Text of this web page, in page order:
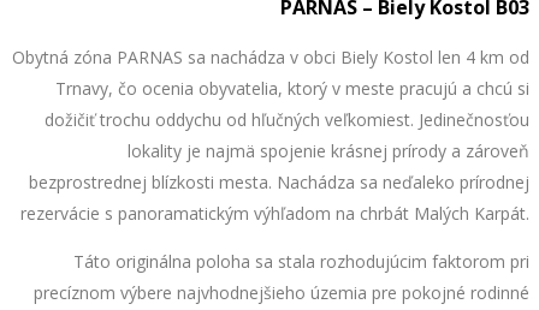
PARNAS – Biely Kostol B03
Obytná zóna PARNAS sa nachádza v obci Biely Kostol len 4 km od
Trnavy, čo ocenia obyvatelia, ktorý v meste pracujú a chcú si
dožičiť trochu oddychu od hľučných veľkomiest. Jedinečnosťou
lokality je najmä spojenie krásnej prírody a zároveň
bezprostrednej blízkosti mesta. Nachádza sa neďaleko prírodnej
rezervácie s panoramatickým výhľadom na chrbát Malých Karpát.
Táto originálna poloha sa stala rozhodujúcim faktorom pri
precíznom výbere najvhodnejšieho územia pre pokojné rodinné